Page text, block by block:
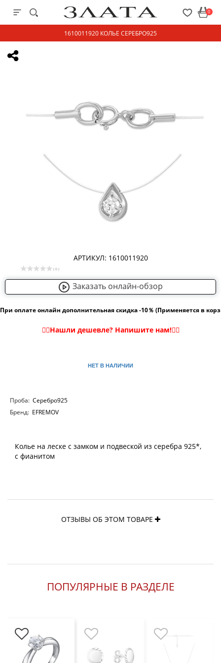
0
1610011920 КОЛЬЕ СЕРЕБРО925
АРТИКУЛ: 1610011920
( 0 )
Заказать онлайн-обзор
При оплате онлайн дополнительная скидка -10％ (Применяется в
НЕТ В НАЛИЧИИ
Проба: Серебро925
Бренд: EFREMOV
Колье на леске с замком и подвеской из серебра 925*,
с фианитом
ОТЗЫВЫ ОБ ЭТОМ ТОВАРЕ
ПОПУЛЯРНЫЕ В РАЗДЕЛЕ